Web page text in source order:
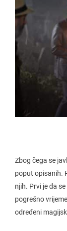
Zbog čega se
poput opisanih.
njih. Prvi je da
pogrešno
određeni